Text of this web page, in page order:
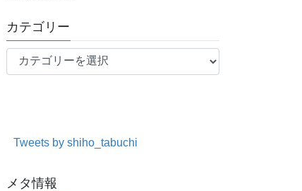
カテゴリー
テ
Tweets by shiho_tabuchi
メタ情報